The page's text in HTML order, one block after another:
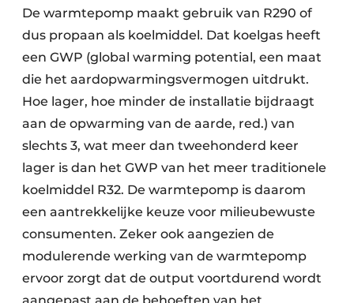
De warmtepomp maakt gebruik van R290 of
dus propaan als koelmiddel. Dat koelgas heeft
een GWP (global warming potential, een maat
die het aardopwarmingsvermogen uitdrukt.
Hoe lager, hoe minder de installatie bijdraagt
aan de opwarming van de aarde, red.) van
slechts 3, wat meer dan tweehonderd keer
lager is dan het GWP van het meer traditionele
koelmiddel R32. De warmtepomp is daarom
een aantrekkelijke keuze voor milieubewuste
consumenten. Zeker ook aangezien de
modulerende werking van de warmtepomp
ervoor zorgt dat de output voortdurend wordt